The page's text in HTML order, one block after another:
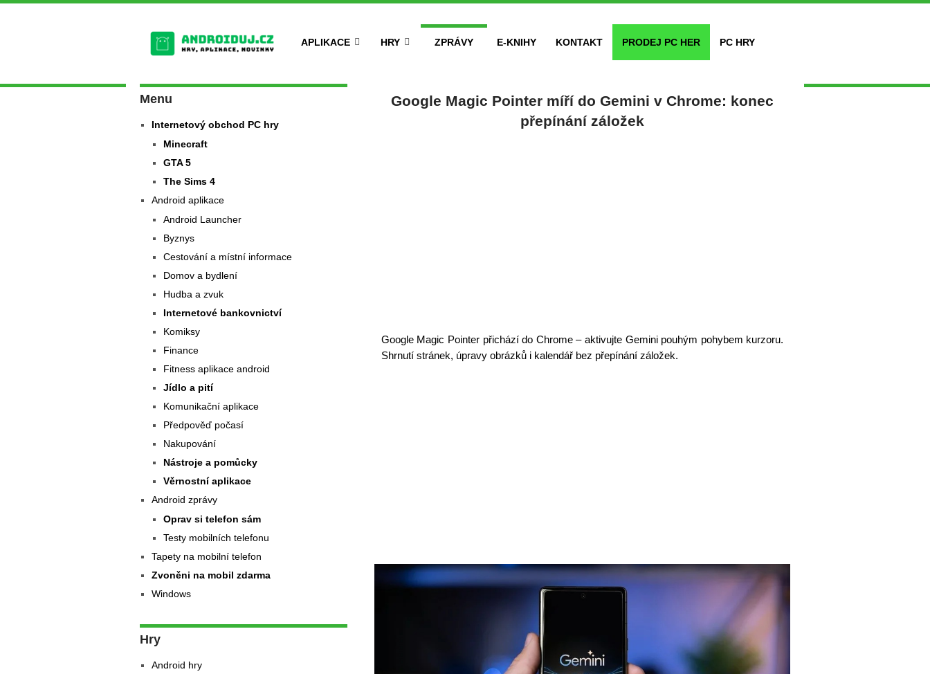
APLIKACE HRY ZPRÁVY E-KNIHY KONTAKT PRODEJ PC HER PC HRY
Google Magic Pointer míří do Gemini v Chrome: konec
přepínání záložek
Google Magic Pointer přichází do Chrome – aktivujte Gemini pouhým pohybem kurzoru.
Shrnutí stránek, úpravy obrázků i kalendář bez přepínání záložek.
Menu
Internetový obchod PC hry
Minecraft
GTA 5
The Sims 4
Android aplikace
Android Launcher
Byznys
Cestování a místní informace
Domov a bydlení
Hudba a zvuk
Internetové bankovnictví
Komiksy
Finance
Fitness aplikace android
Jídlo a pití
Komunikační aplikace
Předpověď počasí
Nakupování
Nástroje a pomůcky
Věrnostní aplikace
Android zprávy
Oprav si telefon sám
Testy mobilních telefonu
Tapety na mobilní telefon
Zvoněni na mobil zdarma
Windows
Hry
Android hry